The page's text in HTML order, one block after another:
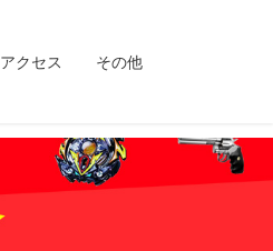
アクセス その他